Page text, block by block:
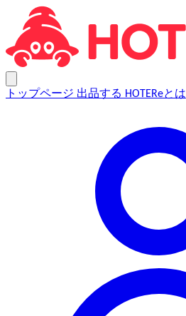
トップページ 出品する HOTEReとは